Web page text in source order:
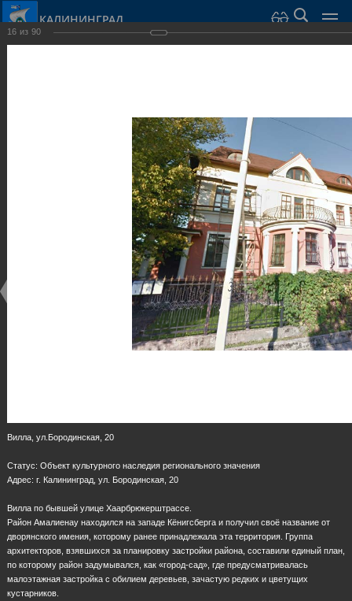
КАЛИНИНГРАД
Достопримечательности
16 из 90
Вилла, ул.Бородинская, 20
Статус: Объект культурного наследия регионального значения
Адрес: г. Калининград, ул. Бородинская, 20
Вилла по бывшей улице Хаарбрюкерштрассе.
Район Амалиенау находился на западе Кёнигсберга и получил своё название от
дворянского имения, которому ранее принадлежала эта территория. Группа
архитекторов, взявшихся за планировку застройки района, составили единый план,
по которому район задумывался, как «город-сад», где предусматривалась
малоэтажная застройка с обилием деревьев, зачастую редких и цветущих
кустарников.